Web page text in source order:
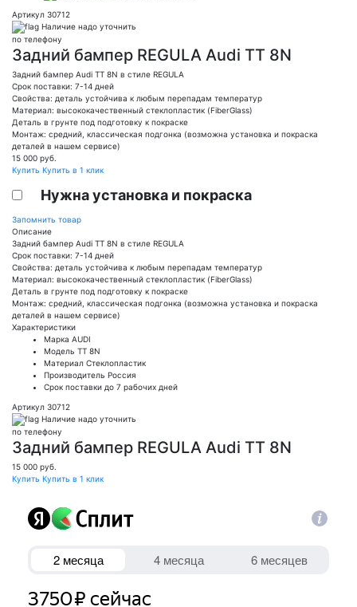
Артикул 30712
Наличие надо уточнить
по телефону
Задний бампер REGULA Audi TT 8N
Задний бампер Audi TT 8N в стиле REGULA
Срок поставки: 7-14 дней
Свойства: деталь устойчива к любым перепадам температур
Материал: высококачественный стеклопластик (FiberGlass)
Деталь в грунте под подготовку к покраске
Монтаж: средний, классическая подгонка (возможна установка и покраска
деталей в нашем сервисе)
15 000 руб.
Купить Купить в 1 клик
Нужна установка и покраска
Запомнить товар
Описание
Задний бампер Audi TT 8N в стиле REGULA
Срок поставки: 7-14 дней
Свойства: деталь устойчива к любым перепадам температур
Материал: высококачественный стеклопластик (FiberGlass)
Деталь в грунте под подготовку к покраске
Монтаж: средний, классическая подгонка (возможна установка и покраска
деталей в нашем сервисе)
Характеристики
Марка AUDI
Модель TT 8N
Материал Стеклопластик
Производитель Россия
Срок поставки до 7 рабочих дней
Артикул 30712
Наличие надо уточнить
по телефону
Задний бампер REGULA Audi TT 8N
15 000 руб.
Купить Купить в 1 клик